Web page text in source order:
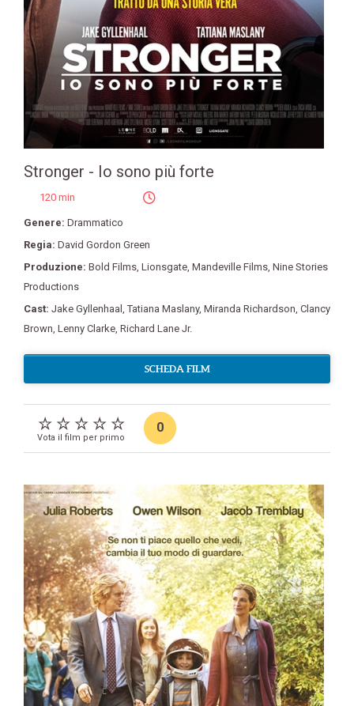
Stronger - Io sono più forte
120 min
Genere: Drammatico
Regia: David Gordon Green
Produzione: Bold Films Lionsgate Mandeville Films Nine Stories
Productions
Cast: Jake Gyllenhaal ,Tatiana Maslany, Miranda Richardson Clancy
Brown Lenny Clarke Richard Lane Jr.
SCHEDA FILM
Vota il film per primo
0